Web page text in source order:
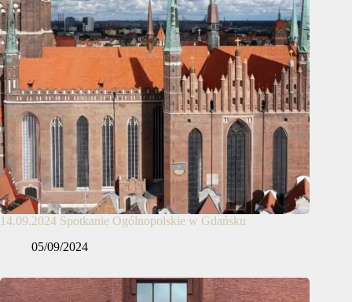
14.09.2024 Spotkanie Ogólnopolskie w Gdańsku
05/09/2024